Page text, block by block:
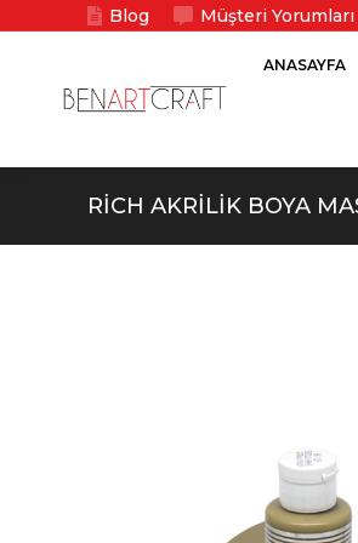
Blog Müşteri Yorumları
ANASAYFA
RICH AKRILIK BOYA